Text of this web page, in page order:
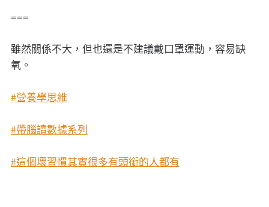
===
雖然關係不大，但也還是不建議戴口罩運動，容易缺
氧。
#營養學思維
#帶腦讀數據系列
#這個壞習慣其實很多有頭銜的人都有